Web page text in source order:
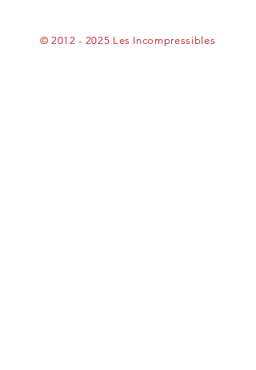
©2012 - 2025 Les Incompressibles